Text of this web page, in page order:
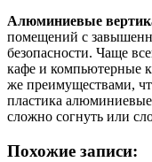
Алюминиевые
помещений с
безопасности. Чаще
кафе и компьютерные
же преимуществами,
пластика
сложно согнуть или
Похожие записи: